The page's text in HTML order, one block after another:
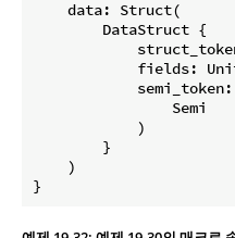
    data: Struct(
        DataStruct {
fields:
            semi_token:
                Semi
            )
        }
    )
}